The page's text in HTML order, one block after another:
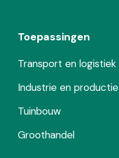
Toepassingen
Transport en logistiek
Industrie en productie
Tuinbouw
Groothandel